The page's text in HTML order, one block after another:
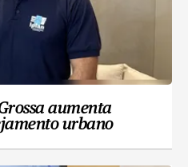
aumenta
urbano